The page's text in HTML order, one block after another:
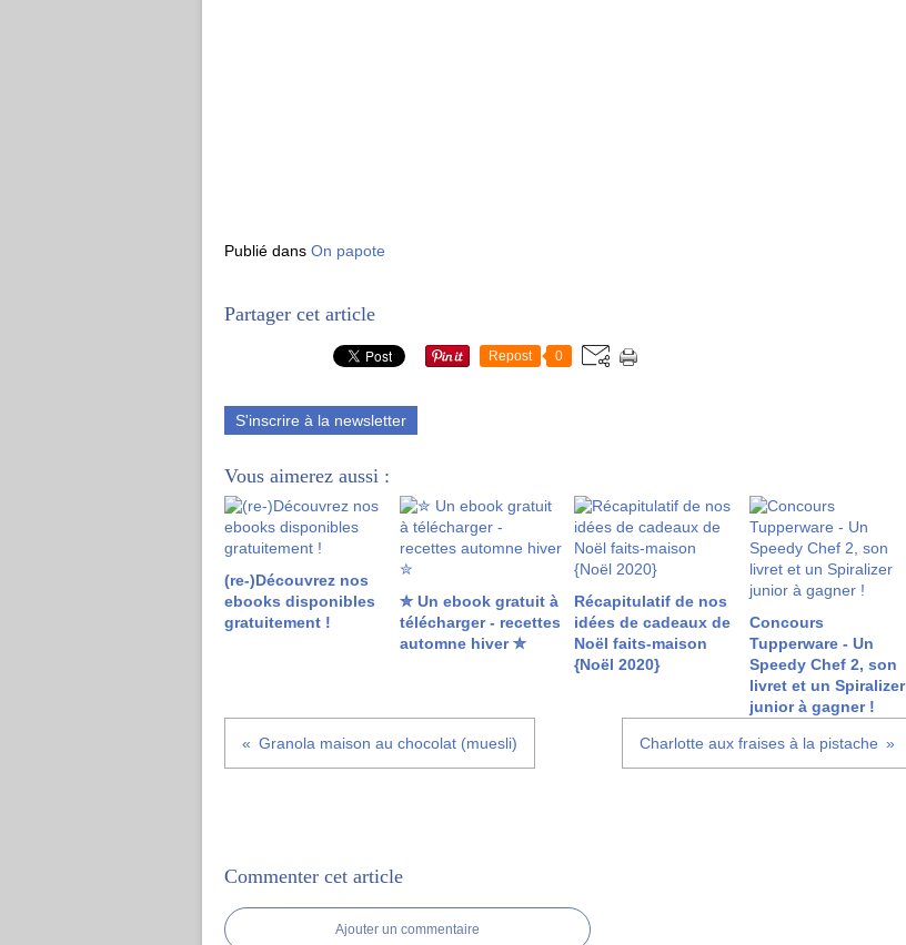
Publié dans On papote
Partager cet article
Repost 0
S'inscrire à la newsletter
Vous aimerez aussi :
(re-)Découvrez nos
ebooks disponibles
gratuitement !
✮ Un ebook gratuit à
télécharger - recettes
automne hiver ✮
Récapitulatif de nos
idées de cadeaux de
Noël faits-maison
{Noël 2020}
Concours
Tupperware - Un
Speedy Chef 2, son
livret et un Spiralizer
junior à gagner !
Granola maison au chocolat (muesli) Charlotte aux fraises à la pistache
Commenter cet article
Ajouter un commentaire